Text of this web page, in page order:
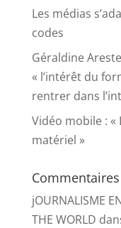
Les médias
codes
Géraldine
« l’intérêt du
rentrer dans
Vidéo mobile :
matériel »
jOURNALISME
THE WORLD